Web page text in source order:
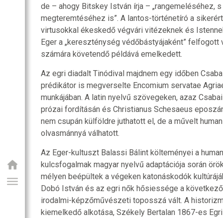
de – ahogy Bitskey István írja – „rangemeléséhez,
megteremtéséhez is”. A lantos-történetíró a
virtusokkal ékeskedő végvári vitézeknek és
Eger a „kereszténység védőbástyájaként” felfogott
számára követendő példává emelkedett.
Az egri diadalt Tinódival majdnem egy időben
prédikátor is megverselte Encomium servatae
munkájában. A latin nyelvű szövegeken, azaz
prózai fordításán és Christianus Schesaeus
nem csupán külföldre juthatott el, de a művelt
olvasmánnyá válhatott.
Az Eger-kultuszt Balassi Bálint költeményei a
kulcsfogalmak magyar nyelvű adaptációja során
mélyen beépültek a végeken katonáskodók
Dobó István és az egri nők hősiessége a
irodalmi-képzőművészeti toposszá vált. A
kiemelkedő alkotása, Székely Bertalan 1867-es